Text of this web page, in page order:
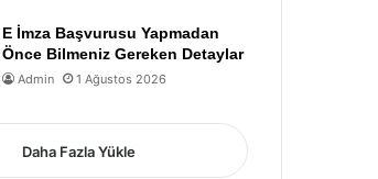
E İmza Başvurusu Yapmadan
Önce Bilmeniz Gereken Detaylar
Admin 1 Ağustos 2026
Daha Fazla Yükle